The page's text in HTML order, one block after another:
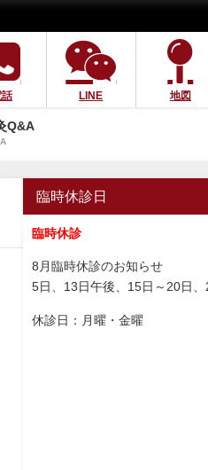
話 LINE 地図
Q&A
臨時休診日
臨時休診
8月臨時休診のお知らせ
5日、13日午後、15日～20日、
休診日：月曜・金曜